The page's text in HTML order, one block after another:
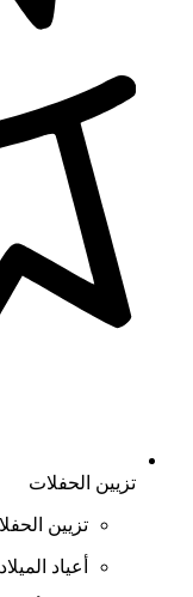
تزيين الحفلات
تزيين
أعياد الميلاد